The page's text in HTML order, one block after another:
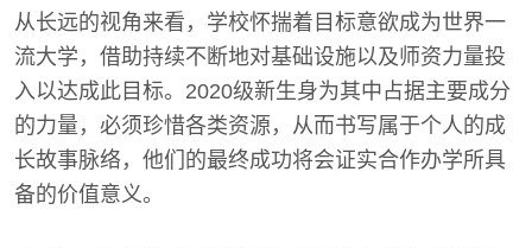
从长远的视角来看，学校怀揣着目标意欲成为世界一
流大学，借助持续不断地对基础设施以及师资力量投
入以达成此目标。2020级新生身为其中占据主要成分
的力量，必须珍惜各类资源，从而书写属于个人的成
长故事脉络，他们的最终成功将会证实合作办学所具
备的价值意义。